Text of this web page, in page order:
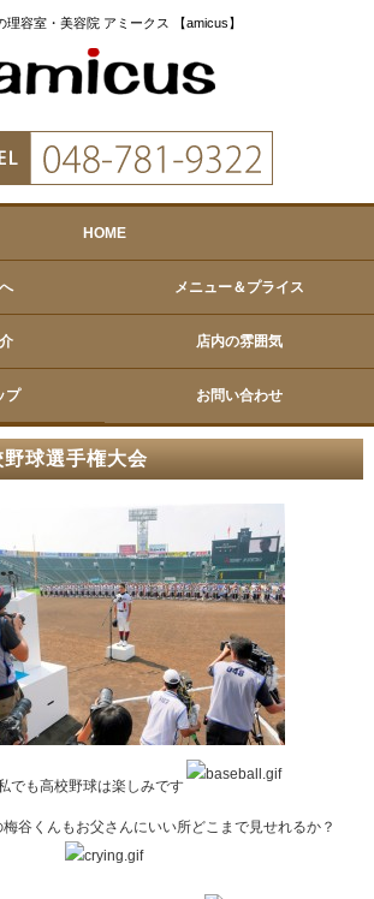
理容室・美容院 アミークス 【amicus】
HOME
メニュー＆プライス
店内の雰囲気
プ お問い合わせ
球選手権大会
でも高校野球は楽しみです
谷くんもお父さんにいい所どこまで見せれるか？